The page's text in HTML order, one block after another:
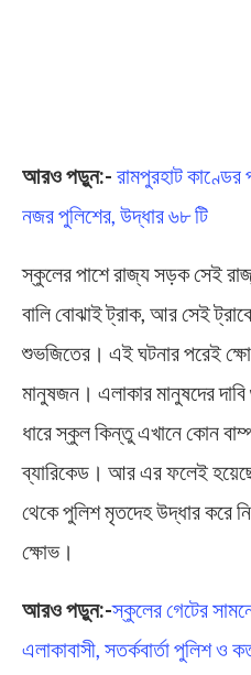
আরও পড়ুন:- রামপুরহাট কাণ্ডের
নজর পুলিশের, উদ্ধার ৬৮ টি
স্কুলের পাশে রাজ্য সড়ক সেই
বালি বোঝাই ট্রাক, আর সেই
শুভজিতের। এই ঘটনার পরেই
মানুষজন। এলাকার মানুষদের
ধারে স্কুল কিন্তু এখানে কোন
ব্যারিকেড। আর এর ফলেই
থেকে পুলিশ মৃতদেহ উদ্ধার করে
ক্ষোভ।
আরও পড়ুন:-স্কুলের গেটের
এলাকাবাসী, সতর্কবার্তা পুলিশ ও